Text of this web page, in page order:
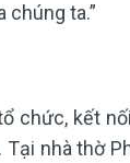
chúng ta.”
chức, kết
nhà thờ